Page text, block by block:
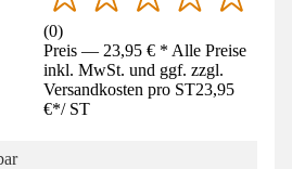
(0)
Preis — 23,95 € * Alle Preise
inkl. MwSt. und ggf. zzgl.
Versandkosten pro ST23,95
€*/ ST